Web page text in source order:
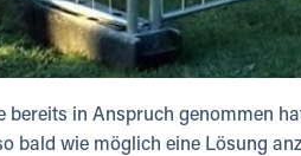
bereits in Anspruch genommen
bald wie möglich eine Lösung